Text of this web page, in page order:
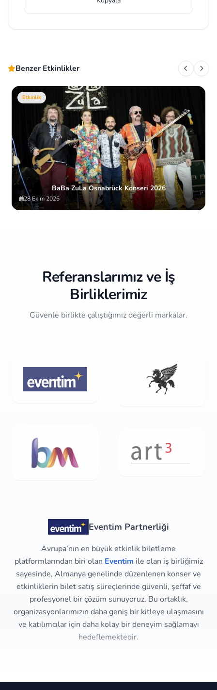
Benzer Etkinlikler
Etkinlik
BaBa ZuLa Osnabrück Konseri 2026
28 Ekim 2026
Referanslarımız ve İş
Birliklerimiz
Güvenle birlikte çalıştığımız değerli markalar.
Eventim Partnerliği
Avrupa’nın en büyük etkinlik biletleme
platformlarından biri olan Eventim ile olan iş birliğimiz
sayesinde, Almanya genelinde düzenlenen konser ve
etkinliklerin bilet satış süreçlerinde güvenli, şeffaf ve
profesyonel bir çözüm sunuyoruz. Bu ortaklık,
organizasyonlarımızın daha geniş bir kitleye ulaşmasını
ve katılımcılar için daha kolay bir deneyim sağlamayı
hedeflemektedir.